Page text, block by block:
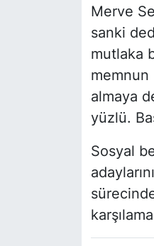
Merve
sanki
mutlaka
memnun
almaya
yüzlü.
Sosyal